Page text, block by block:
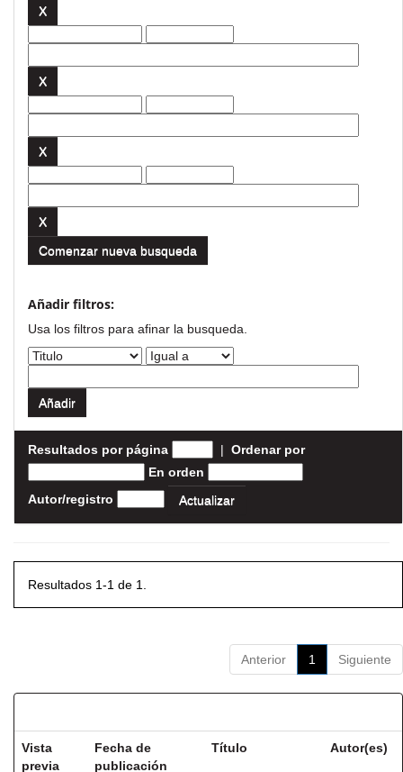
Comenzar nueva busqueda
Añadir filtros:
Usa los filtros para afinar la busqueda.
Resultados por página | Ordenar por
En orden
Autor/registro
Resultados 1-1 de 1.
Anterior 1 Siguiente
Vista
previa
Fecha de
publicación
Título Autor(es)